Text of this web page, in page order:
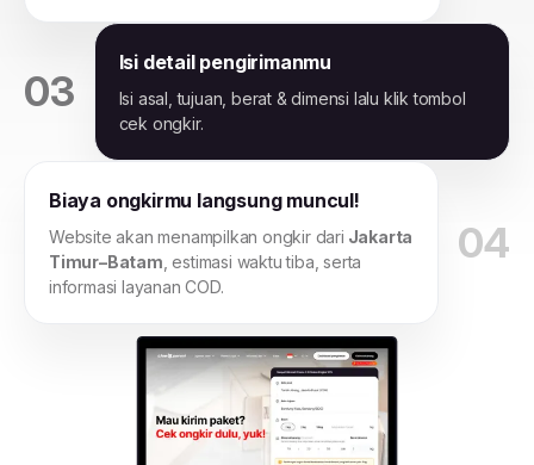
03
Isi detail pengirimanmu
Isi asal, tujuan, berat & dimensi lalu klik tombol
cek ongkir.
04
Biaya ongkirmu langsung muncul!
Website akan menampilkan ongkir dari Jakarta
Timur–Batam , estimasi waktu tiba, serta
informasi layanan COD.